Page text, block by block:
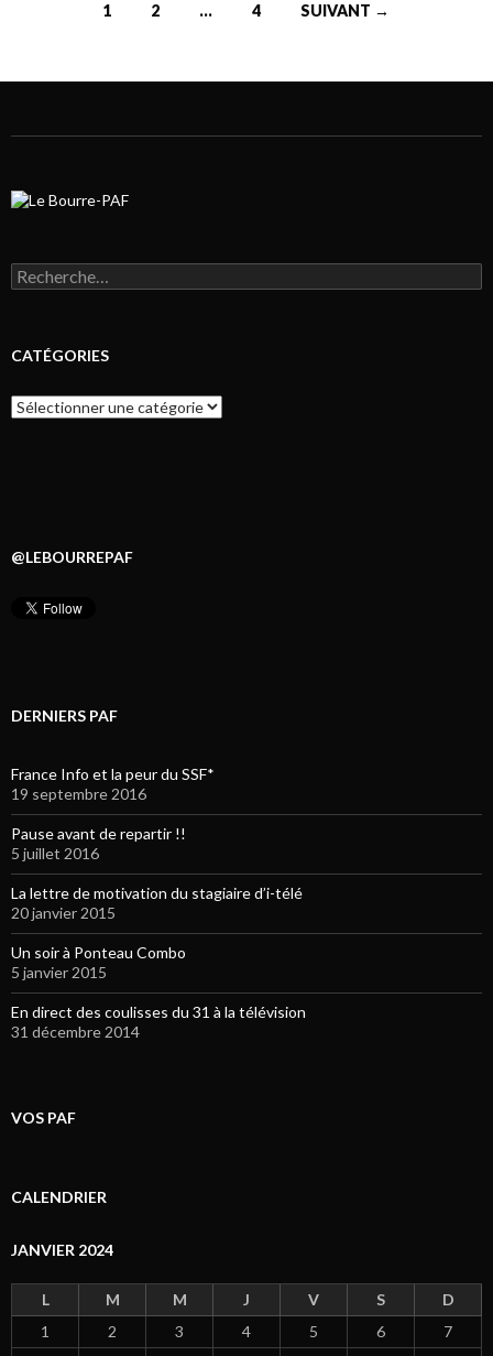
1 2 … 4 SUIVANT →
Rechercher :
CATÉGORIES
Catégories
@LEBOURREPAF
DERNIERS PAF
France Info et la peur du SSF*
19 septembre 2016
Pause avant de repartir !!
5 juillet 2016
La lettre de motivation du stagiaire d’i-télé
20 janvier 2015
Un soir à Ponteau Combo
5 janvier 2015
En direct des coulisses du 31 à la télévision
31 décembre 2014
VOS PAF
CALENDRIER
JANVIER 2024
L M M J V S
D
1
2 3 4 5 6
7